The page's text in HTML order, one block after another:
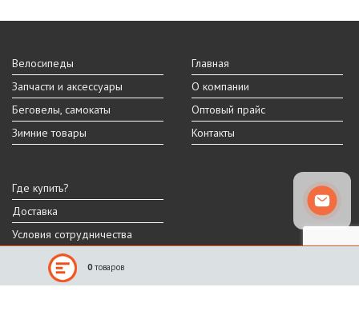
Велосипеды
Запчасти и аксессуары
Беговелы, самокаты
Зимние товары
Главная
О компании
Оптовый прайс
Контакты
Где купить?
Доставка
Условия сотрудничества
Реальный внешний вид и технические характеристики товара могут
отличаться от представленных на сайте.
0 товаров